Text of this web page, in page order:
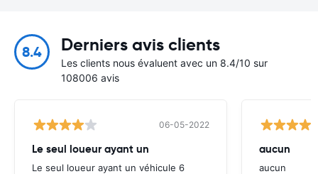
8.4 Derniers avis clients
Les clients nous évaluent avec un 8.4/10 sur
108006 avis
06-05-2022
Le seul loueur ayant un
Le seul loueur ayant un véhicule 6
aucun
aucun